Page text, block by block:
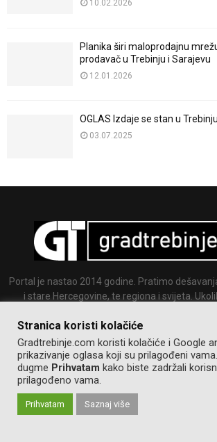
10.02.2026
Planika širi maloprodajnu
prodavač u Trebinju i Sarajevu
12.01.2026
OGLAS Izdaje se stan u
03.07.2025
Portal je nastao 2014 godine. Pratimo
i stare Hercegovine, te regiona i svijeta.
Email: info@gradtrebinje.com
Stranica koristi kolačiće
Gradtrebinje.com koristi kolačiće i Google
prikazivanje oglasa koji su prilagođeni
dugme Prihvatam kako biste zadržali
prilagođeno vama.
Prihvatam Saznaj više